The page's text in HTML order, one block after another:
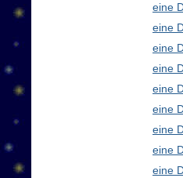
eine
eine
eine
eine
eine
eine
eine
eine
eine